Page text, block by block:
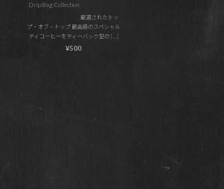
Drip Bag Collection
厳選されたトッ
プ・オブ・トップ 最高級のスペシャル
ティコーヒーをティーバック型の […]
¥500